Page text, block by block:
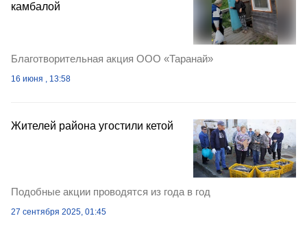
камбалой
Благотворительная акция ООО «Таранай»
16 июня , 13:58
Жителей района угостили кетой
Подобные акции проводятся из года в год
27 сентября 2025, 01:45